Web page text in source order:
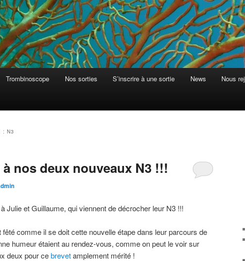
Trombinoscope Nos sorties S’inscrire à une sortie News Nous
: N3
nos deux nouveaux N3 !!!
Julie et Guillaume, qui viennent de décrocher leur N3 !!!
comme il se doit cette nouvelle étape dans leur parcours de
humeur étaient au rendez-vous, comme on peut le voir sur
deux pour cebrevetamplement mérité !